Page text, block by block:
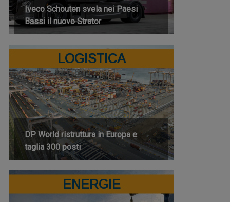
Iveco Schouten svela nei Paesi
Bassi il nuovo Strator
LOGISTICA
DP World ristruttura in Europa e
taglia 300 posti
ENERGIE